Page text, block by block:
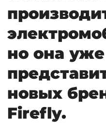
но она уже
новых
Firefly.